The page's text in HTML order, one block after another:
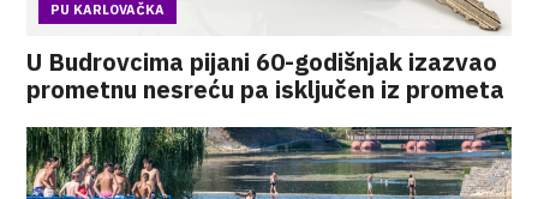
PU KARLOVAČKA
U Budrovcima pijani 60-godišnjak izazvao
prometnu nesreću pa isključen iz prometa